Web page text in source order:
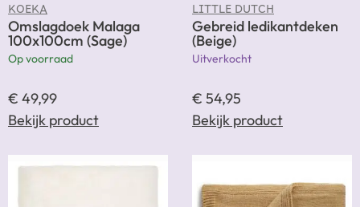
KOEKA
Omslagdoek Malaga
100x100cm (Sage)
Op voorraad
€ 49,99
Bekijk product
LITTLE DUTCH
Gebreid ledikantdeken
(Beige)
Uitverkocht
€ 54,95
Bekijk product